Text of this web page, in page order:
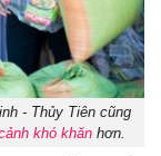
- Thủy Tiên cũng
khó khăn hơn.